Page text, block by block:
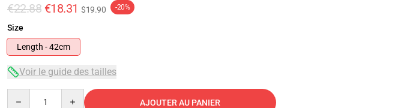
€22.88 €18.31 $19.90 -20%
Size
Length - 42cm
Voir le guide des tailles
AJOUTER AU PANIER